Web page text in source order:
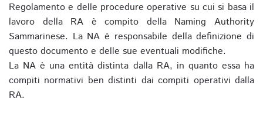
Regolamento e delle procedure operative su cui si basa il
lavoro della RA è compito della Naming Authority
Sammarinese. La NA è responsabile della definizione di
questo documento e delle sue eventuali modifiche.
La NA è una entità distinta dalla RA, in quanto essa ha
compiti normativi ben distinti dai compiti operativi dalla
RA.